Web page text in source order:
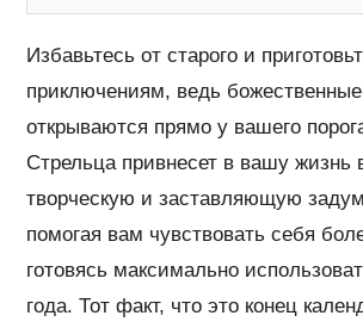
Избавьтесь от старого и
приключениям, ведь
открываются прямо у вашего
Стрельца привнесет в вашу жизнь
творческую и заставляющую
помогая вам чувствовать себя
готовясь максимально
года. Тот факт, что это конец